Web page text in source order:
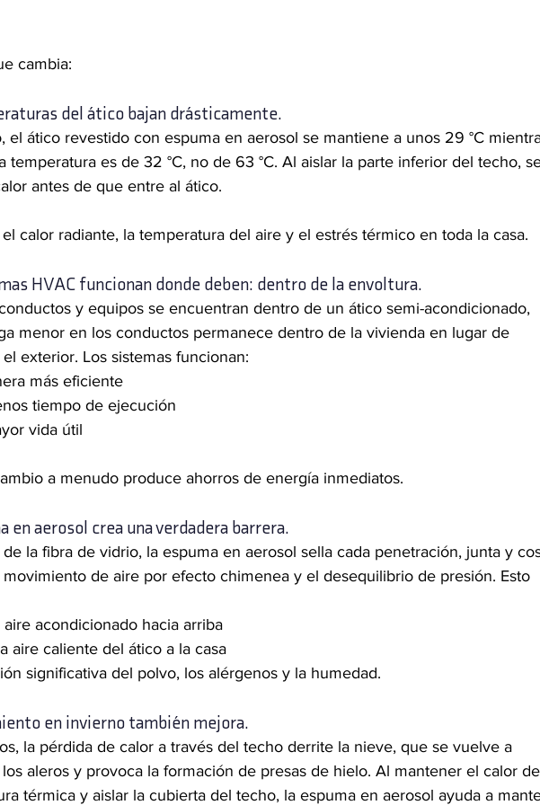
cambia:
del ático bajan drásticamente.
el ático revestido con espuma en aerosol se mantiene a unos 29 °C
temperatura es de 32 °C, no de 63 °C. Al aislar la parte inferior del techo,
antes de que entre al ático.
calor radiante, la temperatura del aire y el estrés térmico en toda la casa.
HVAC funcionan donde deben: dentro de la envoltura.
y equipos se encuentran dentro de un ático semi-acondicionado,
menor en los conductos permanece dentro de la vivienda en lugar de
exterior. Los sistemas funcionan:
más eficiente
tiempo de ejecución
vida útil
a menudo produce ahorros de energía inmediatos.
en aerosol crea una verdadera barrera.
la fibra de vidrio, la espuma en aerosol sella cada penetración, junta y
movimiento de aire por efecto chimenea y el desequilibrio de presión. Esto
aire acondicionado hacia arriba
aire caliente del ático a la casa
significativa del polvo, los alérgenos y la humedad.
en invierno también mejora.
la pérdida de calor a través del techo derrite la nieve, que se vuelve a
aleros y provoca la formación de presas de hielo. Al mantener el calor
térmica y aislar la cubierta del techo, la espuma en aerosol ayuda a